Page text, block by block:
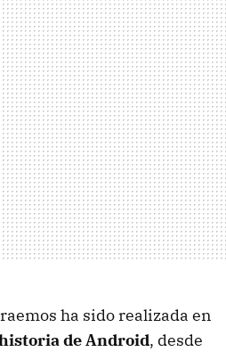
ha sido realizada en
de Android, desde